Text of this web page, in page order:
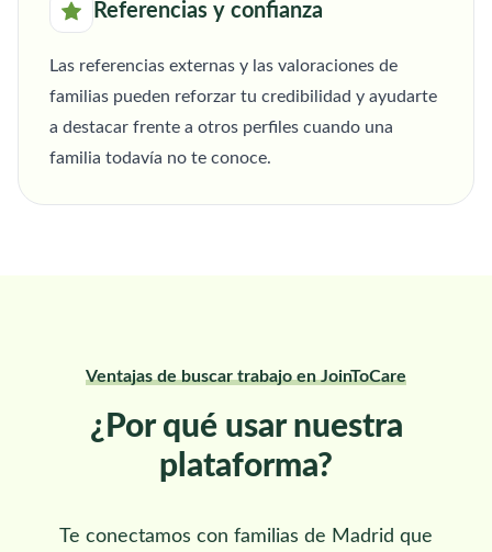
Referencias y confianza
Las referencias externas y las valoraciones de
familias pueden reforzar tu credibilidad y ayudarte
a destacar frente a otros perfiles cuando una
familia todavía no te conoce.
Ventajas de buscar trabajo en JoinToCare
¿Por qué usar nuestra
plataforma?
Te conectamos con familias de Madrid que